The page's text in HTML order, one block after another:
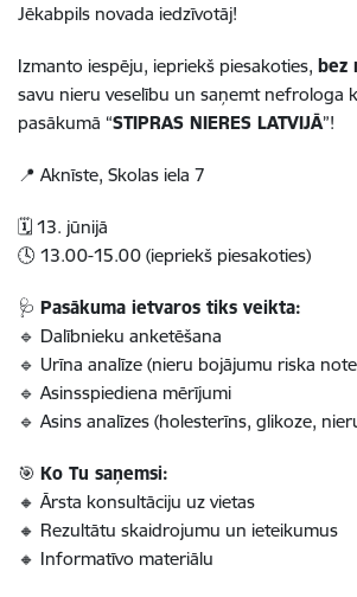
Jēkabpils novada iedzīvotāj!
Izmanto iespēju, iepriekš piesakoties, bez
savu nieru veselību un saņemt nefrologa
pasākumā “STIPRAS NIERES LATVIJĀ”!
📍 Aknīste, Skolas iela 7
🗓️ 13. jūnijā
🕓 13.00-15.00 (iepriekš piesakoties)
🩺 Pasākuma ietvaros tiks veikta:
🔹 Dalībnieku anketēšana
🔹 Urīna analīze (nieru bojājumu riska
🔹 Asinsspiediena mērījumi
🔹 Asins analīzes (holesterīns, glikoze,
🎯 Ko Tu saņemsi:
🔸 Ārsta konsultāciju uz vietas
🔸 Rezultātu skaidrojumu un ieteikumus
🔸 Informatīvo materiālu